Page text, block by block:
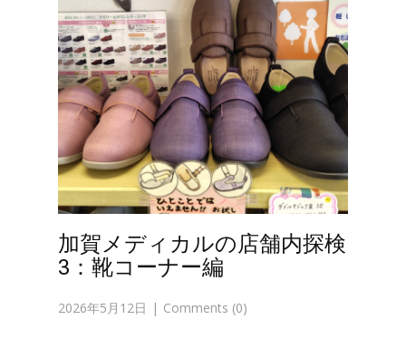
加賀メディカルの店舗内探検
3：靴コーナー編
2026年5月12日 Comments (0)